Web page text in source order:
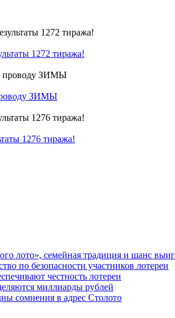
1272 тиража!
ЗИМЫ
1276 тиража!
лото», семейная традиция и шанс
по безопасности участников лотереи
честность лотереи
миллиарды рублей
сомнения в адрес Столото